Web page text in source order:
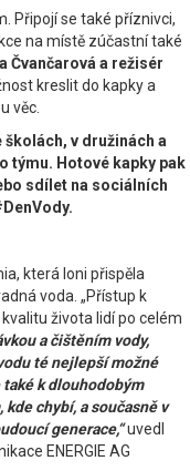
Připojí se také příznivci,
na místě zúčastní také
Čvančarová a režisér
kreslit do kapky a
věc.
školách, v družinách a
týmu. Hotové kapky pak
sdílet na sociálních
která loni přispěla
voda. „Přístup k
života lidí po celém
a čištěním vody,
té nejlepší možné
také k dlouhodobým
chybí, a současně v
generace,“uvedl
ENERGIE AG